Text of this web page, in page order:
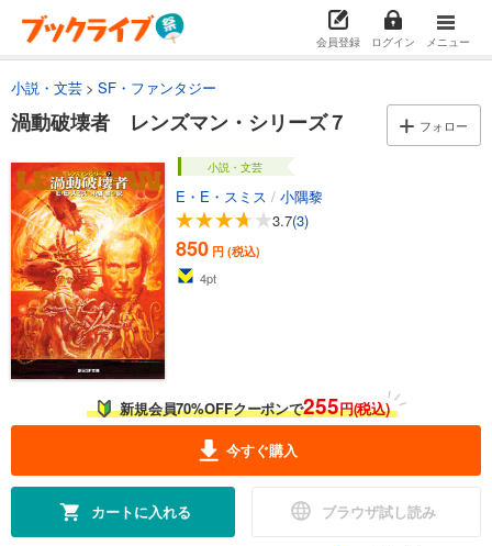
会員登録 ログイン メニュー
小説・文芸 SF・ファンタジー
渦動破壊者 レンズマン・シリーズ７ フォロー
小説・文芸
E・E・スミス / 小隅黎
3.7(3)
850 円 (税込)
4pt
新規会員70%OFFクーポンで255円(税込)
今すぐ購入
カートに入れる ブラウザ試し読み